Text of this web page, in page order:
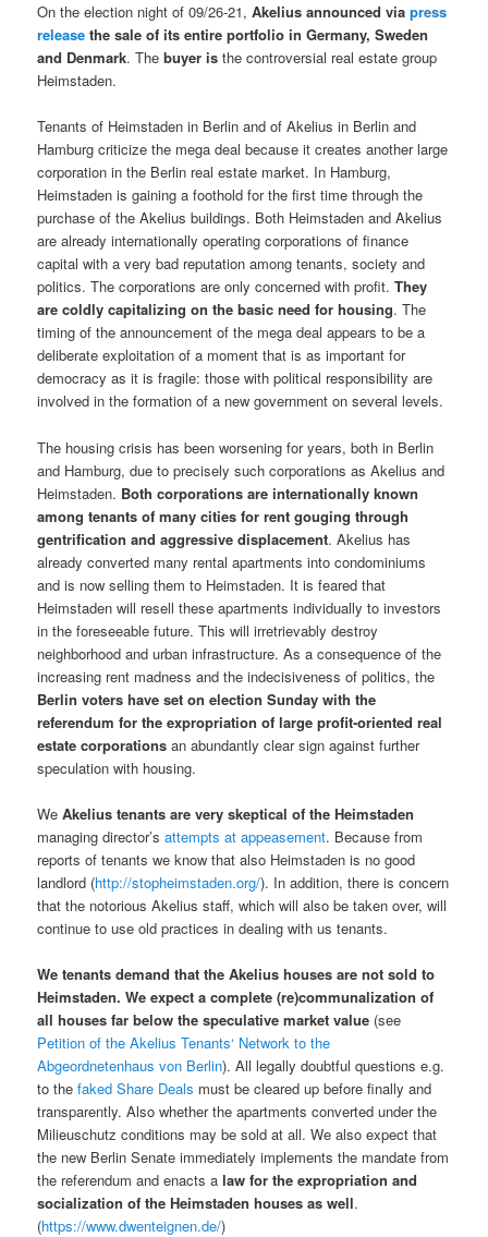
On the election night of 09/26-21,Akelius announced viapress
release the sale of its entire portfolio in Germany, Sweden
and Denmark. Thebuyer is the controversial real estate group
Heimstaden.
Tenants of Heimstaden in Berlin and of Akelius in Berlin and
Hamburg criticize the mega deal because it creates another large
corporation in the Berlin real estate market. In Hamburg,
Heimstaden is gaining a foothold for the first time through the
purchase of the Akelius buildings. Both Heimstaden and Akelius
are already internationally operating corporations of finance
capital with a very bad reputation among tenants, society and
politics. The corporations are only concerned with profit.They
are coldly capitalizing on the basic need for housing. The
timing of the announcement of the mega deal appears to be a
deliberate exploitation of a moment that is as important for
democracy as it is fragile: those with political responsibility are
involved in the formation of a new government on several levels.
The housing crisis has been worsening for years, both in Berlin
and Hamburg, due to precisely such corporations as Akelius and
Heimstaden. Both corporations are internationally known
among tenants of many cities for rent gouging through
gentrification and aggressive displacement. Akelius has
already converted many rental apartments into condominiums
and is now selling them to Heimstaden. It is feared that
Heimstaden will resell these apartments individually to investors
in the foreseeable future. This will irretrievably destroy
neighborhood and urban infrastructure. As a consequence of the
increasing rent madness and the indecisiveness of politics, the
Berlin voters have set on election Sunday with the
referendum for the expropriation of large profit-oriented real
estate corporations an abundantly clear sign against further
speculation with housing.
WeAkelius tenants are very skeptical of the Heimstaden
managing director’sattempts at appeasement. Because from
reports of tenants we know that also Heimstaden is no good
landlord (http://stopheimstaden.org/). In addition, there is concern
that the notorious Akelius staff, which will also be taken over, will
continue to use old practices in dealing with us tenants.
We tenants demand that the Akelius houses are not sold to
Heimstaden. We expect a complete (re)communalization of
all houses far below the speculative market value (see
Petition of the Akelius Tenants‘ Network to the
Abgeordnetenhaus von Berlin). All legally doubtful questions e.g.
to thefaked Share Deals must be cleared up before finally and
transparently. Also whether the apartments converted under the
Milieuschutz conditions may be sold at all. We also expect that
the new Berlin Senate immediately implements the mandate from
the referendum and enacts alaw for the expropriation and
socialization of the Heimstaden houses as well.
(https://www.dwenteignen.de/)